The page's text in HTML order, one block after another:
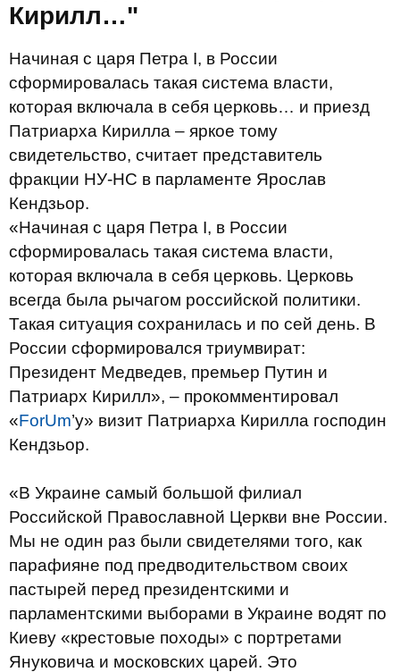
Кирилл…"
Начиная с царя Петра I, в России
сформировалась такая система власти,
которая включала в себя церковь… и приезд
Патриарха Кирилла – яркое тому
свидетельство, считает представитель
фракции НУ-НС в парламенте Ярослав
Кендзьор.
«Начиная с царя Петра I, в России
сформировалась такая система власти,
которая включала в себя церковь. Церковь
всегда была рычагом российской политики.
Такая ситуация сохранилась и по сей день. В
России сформировался триумвират:
Президент Медведев, премьер Путин и
Патриарх Кирилл», – прокомментировал
«ForUm’у» визит Патриарха Кирилла господин
Кендзьор.
«В Украине самый большой филиал
Российской Православной Церкви вне России.
Мы не один раз были свидетелями того, как
парафияне под предводительством своих
пастырей перед президентскими и
парламентскими выборами в Украине водят по
Киеву «крестовые походы» с портретами
Януковича и московских царей. Это